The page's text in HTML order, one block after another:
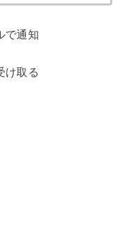
で通知
け取る